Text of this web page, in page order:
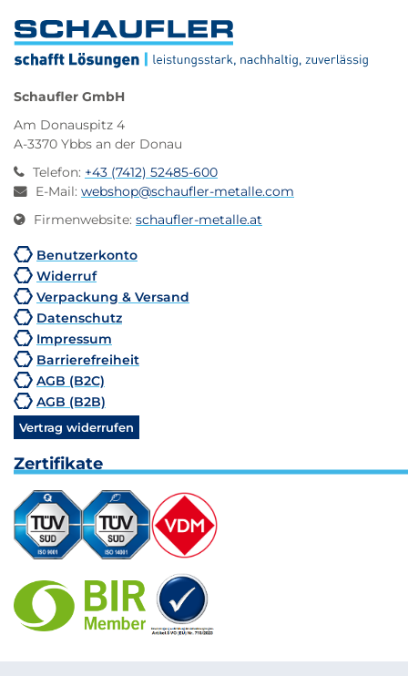
Schaufler GmbH
Am Donauspitz 4
A-3370 Ybbs an der Donau
Telefon: +43 (7412) 52485-600
E-Mail: webshop@schaufler-metalle.com
Firmenwebsite: schaufler-metalle.at
Benutzerkonto
Widerruf
Verpackung & Versand
Datenschutz
Impressum
Barrierefreiheit
AGB (B2C)
AGB (B2B)
Vertrag widerrufen
Zertifikate